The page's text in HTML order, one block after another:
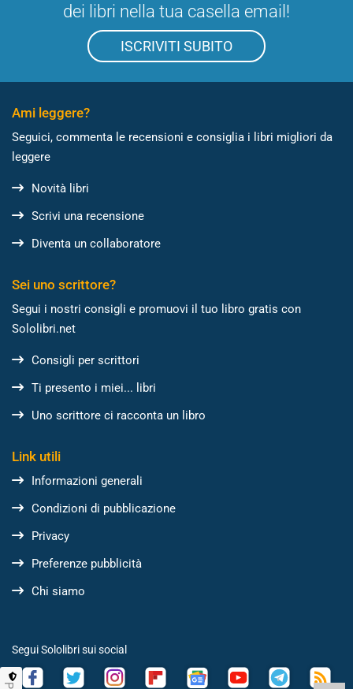
dei libri nella tua casella email!
ISCRIVITI SUBITO
Ami leggere?
Seguici, commenta le recensioni e consiglia i libri migliori da
leggere
Novità libri
Scrivi una recensione
Diventa un collaboratore
Sei uno scrittore?
Segui i nostri consigli e promuovi il tuo libro gratis con
Sololibri.net
Consigli per scrittori
Ti presento i miei... libri
Uno scrittore ci racconta un libro
Link utili
Informazioni generali
Condizioni di pubblicazione
Privacy
Preferenze pubblicità
Chi siamo
Segui Sololibri sui social